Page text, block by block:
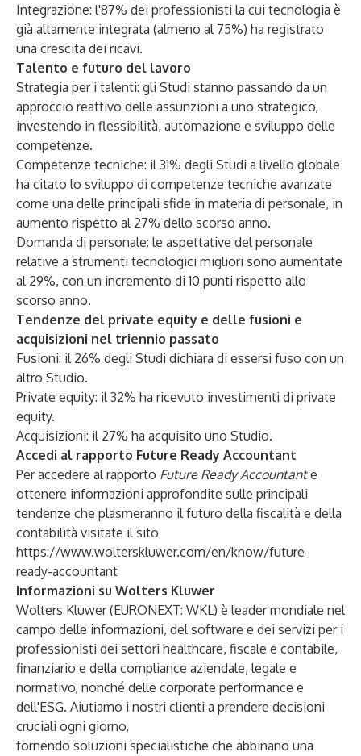
Integrazione: l'87% dei professionisti la cui tecnologia è
già altamente integrata (almeno al 75%) ha registrato
una crescita dei ricavi.
Talento e futuro del lavoro
Strategia per i talenti: gli Studi stanno passando da un
approccio reattivo delle assunzioni a uno strategico,
investendo in flessibilità, automazione e sviluppo delle
competenze.
Competenze tecniche: il 31% degli Studi a livello globale
ha citato lo sviluppo di competenze tecniche avanzate
come una delle principali sfide in materia di personale, in
aumento rispetto al 27% dello scorso anno.
Domanda di personale: le aspettative del personale
relative a strumenti tecnologici migliori sono aumentate
al 29%, con un incremento di 10 punti rispetto allo
scorso anno.
Tendenze del private equity e delle fusioni e
acquisizioni nel triennio passato
Fusioni: il 26% degli Studi dichiara di essersi fuso con un
altro Studio.
Private equity: il 32% ha ricevuto investimenti di private
equity.
Acquisizioni: il 27% ha acquisito uno Studio.
Accedi al rapporto Future Ready Accountant
Per accedere al rapporto Future Ready Accountante
ottenere informazioni approfondite sulle principali
tendenze che plasmeranno il futuro della fiscalità e della
contabilità visitate il sito
https://www.wolterskluwer.com/en/know/future-
ready-accountant
Informazioni su Wolters Kluwer
Wolters Kluwer (EURONEXT: WKL) è leader mondiale nel
campo delle informazioni, del software e dei servizi per i
professionisti dei settori healthcare, fiscale e contabile,
finanziario e della compliance aziendale, legale e
normativo, nonché delle corporate performance e
dell'ESG. Aiutiamo i nostri clienti a prendere decisioni
cruciali ogni giorno,
fornendo soluzioni specialistiche che abbinano una